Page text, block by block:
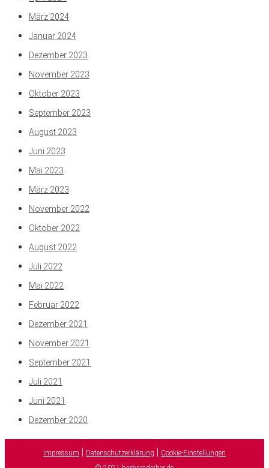
März 2024
Januar 2024
Dezember 2023
November 2023
Oktober 2023
September 2023
August 2023
Juni 2023
Mai 2023
März 2023
November 2022
Oktober 2022
August 2022
Juli 2022
Mai 2022
Februar 2022
Dezember 2021
November 2021
September 2021
Juli 2021
Juni 2021
Dezember 2020
Impressum Datenschutzerklärung
Cookie-Einstellungen